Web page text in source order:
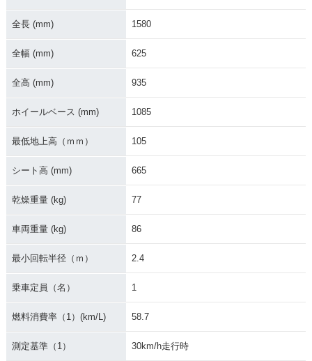
1989年 NSR50・マ
イナーチェンジ
ラーチェンジ
1988年 NSR50・特
別・限定仕様
全長 (mm) 1580
全幅 (mm) 625
全高 (mm) 935
ホイールベース (mm) 1085
最低地上高（ｍｍ） 105
シート高 (mm) 665
乾燥重量 (kg) 77
車両重量 (kg) 86
最小回転半径（ｍ） 2.4
乗車定員（名） 1
燃料消費率（1）(km/L) 58.7
測定基準（1） 30km/h走行時